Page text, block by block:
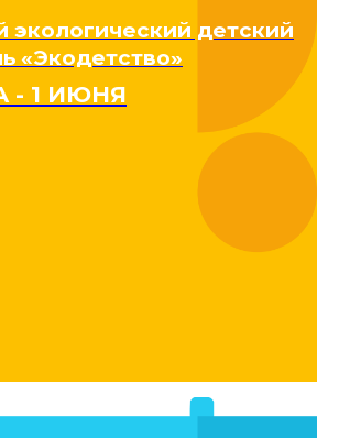
экологический детский
«Экодетство»
- 1 ИЮНЯ